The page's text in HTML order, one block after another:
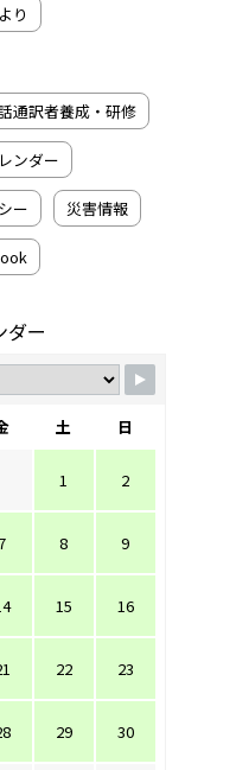
り
通訳者養成・研修
ンダー
ー 災害情報
ダー
土 日
1 2
8 9
15 16
22 23
29 30